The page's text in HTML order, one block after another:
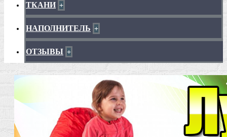
ТКАНИ +
НАПОЛНИТЕЛЬ +
ОТЗЫВЫ +